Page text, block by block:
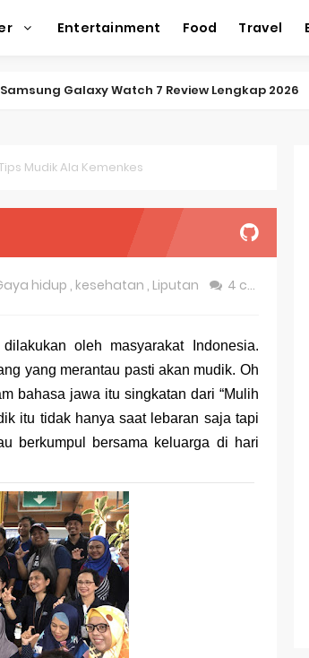
Entertainment Food Travel
2
GT 5 Pro
Galaxy Watch 7
Dagang
Series 10
ke Masa
Modern
Smartphone Premium dengan Kamera 200MP
Fan Edition dengan Fitur Flagship Harga
Stylish dengan Performa Seimbang di
Mudik Ala Kemenkes
hidup , kesehatan , Liputan 4 comments
oleh masyarakat Indonesia.
yang merantau pasti akan mudik. Oh
bahasa jawa itu singkatan dari “Mulih
itu tidak hanya saat lebaran saja tapi
berkumpul bersama keluarga di hari